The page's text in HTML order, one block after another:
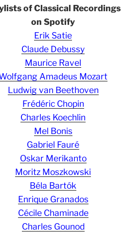
of Classical Recordings
on Spotify
Erik Satie
Claude Debussy
Maurice Ravel
Amadeus Mozart
Ludwig van Beethoven
Frédéric Chopin
Charles Koechlin
Mel Bonis
Gabriel Fauré
Oskar Merikanto
Moritz Moszkowski
Béla Bartók
Enrique Granados
Cécile Chaminade
Charles Gounod